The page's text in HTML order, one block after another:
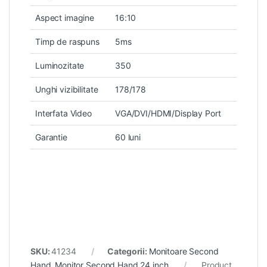
Aspect imagine 16:10
Timp de raspuns 5ms
Luminozitate 350
Unghi vizibilitate 178/178
Interfata Video VGA/DVI/HDMI/Display Port
Garantie 60 luni
SKU:41234 Categorii: Monitoare Second
Hand, Monitor Second Hand 24 inch
Product